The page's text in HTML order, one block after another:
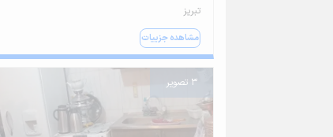
تبریز
مشاهده جزییات
3 تصویر